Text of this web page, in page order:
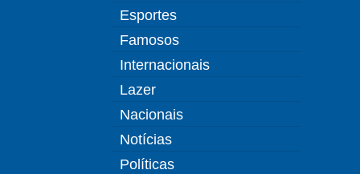
Esportes
Famosos
Internacionais
Lazer
Nacionais
Notícias
Políticas